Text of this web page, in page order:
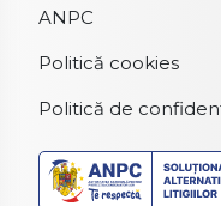
ANPC
Politică cookies
Politică de